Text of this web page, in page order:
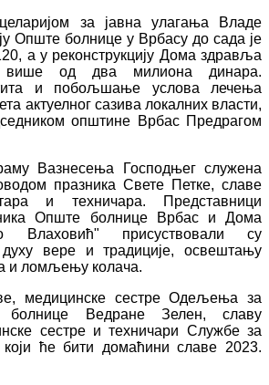
за јавна улагања Владе
Опште болнице у Врбасу до сада је
а у реконструкцију Дома здравља
од два милиона динара.
и побољшање услова лечења
актуелног сазива локалних власти,
општине Врбас Предрагом
Вазнесења Господњег служена
празника Свете Петке, славе
и техничара. Представници
Опште болнице Врбас и Дома
Влаховић" присуствовали су
вере и традиције, освештaњу
и ломљењу колача.
медицинске сестре Одељења за
болнице Ведране Зелен, славу
сестре и техничари Службе за
ће бити домаћини славе 2023.